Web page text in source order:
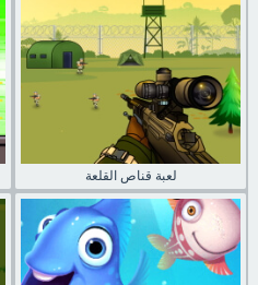
لعبة قناص القلعة